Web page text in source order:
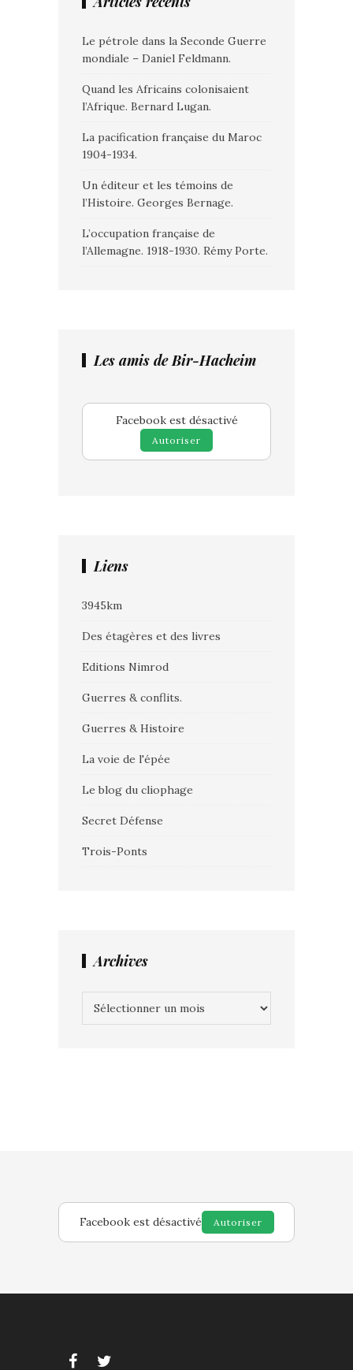
Le pétrole dans la Seconde Guerre
mondiale – Daniel Feldmann.
Quand les Africains colonisaient
l’Afrique. Bernard Lugan.
La pacification française du Maroc
1904-1934.
Un éditeur et les témoins de
l’Histoire. Georges Bernage.
L’occupation française de
l’Allemagne. 1918-1930. Rémy Porte.
Les amis de Bir-Hacheim
Facebook est désactivé
Autoriser
Liens
3945km
Des étagères et des livres
Editions Nimrod
Guerres & conflits.
Guerres & Histoire
La voie de l'épée
Le blog du cliophage
Secret Défense
Trois-Ponts
Archives
Facebook est désactivé Autoriser